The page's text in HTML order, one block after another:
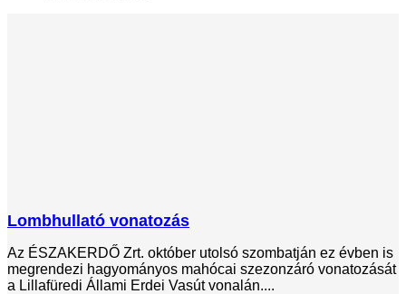
Lombhullató vonatozás
Az ÉSZAKERDŐ Zrt. október utolsó szombatján ez évben is
megrendezi hagyományos mahócai szezonzáró vonatozását
a Lillafüredi Állami Erdei Vasút vonalán....